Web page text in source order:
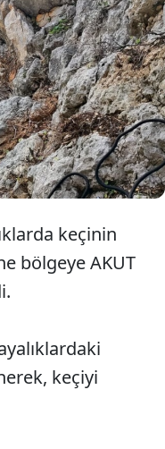
ilçesinde,
kalan keçi, Arama
(AKUT) ekibince
teslim edildi.
keçinin
bölgeye AKUT
keçiyi